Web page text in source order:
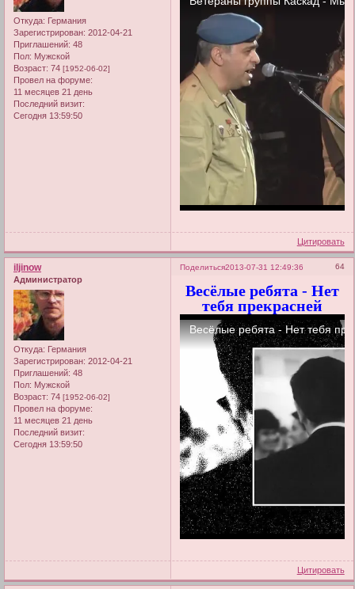
Откуда: Германия
Зарегистрирован: 2012-04-21
Приглашений: 48
Пол: Мужской
Возраст: 74 [1952-06-02]
Провел на форуме:
11 месяцев 21 день
Последний визит:
Сегодня 13:59:50
Цитировать
Поделиться 64
2013-07-31 12:49:36
iljinow
Администратор
Откуда: Германия
Зарегистрирован: 2012-04-21
Приглашений: 48
Пол: Мужской
Возраст: 74 [1952-06-02]
Провел на форуме:
11 месяцев 21 день
Последний визит:
Сегодня 13:59:50
Весёлые ребята - Нет
тебя прекрасней
Цитировать